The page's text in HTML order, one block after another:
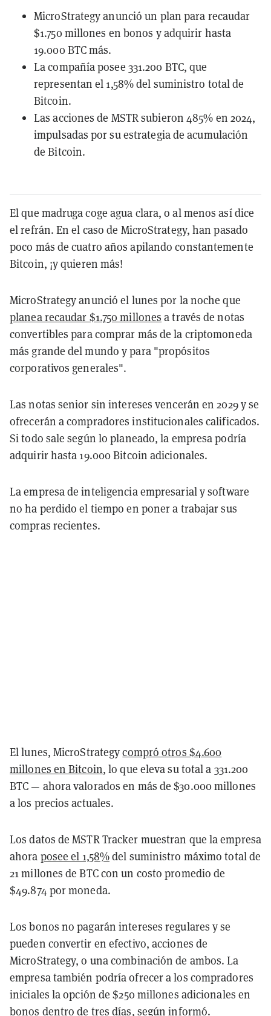
MicroStrategy anunció un plan para recaudar
$1.750 millones en bonos y adquirir hasta
19.000 BTC más.
La compañía posee 331.200 BTC, que
representan el 1,58% del suministro total de
Bitcoin.
Las acciones de MSTR subieron 485% en 2024,
impulsadas por su estrategia de acumulación
de Bitcoin.
El que madruga coge agua clara, o al menos así dice
el refrán. En el caso de MicroStrategy, han pasado
poco más de cuatro años apilando constantemente
Bitcoin, ¡y quieren más!
MicroStrategy anunció el lunes por la noche que
planea recaudar $1.750 millones a través de notas
convertibles para comprar más de la criptomoneda
más grande del mundo y para "propósitos
corporativos generales".
Las notas senior sin intereses vencerán en 2029 y se
ofrecerán a compradores institucionales calificados.
Si todo sale según lo planeado, la empresa podría
adquirir hasta 19.000 Bitcoin adicionales.
La empresa de inteligencia empresarial y software
no ha perdido el tiempo en poner a trabajar sus
compras recientes.
El lunes, MicroStrategycompró otros $4.600
millones en Bitcoin, lo que eleva su total a 331.200
BTC — ahora valorados en más de $30.000 millones
a los precios actuales.
Los datos de MSTR Tracker muestran que la empresa
ahora posee el 1,58%del suministro máximo total de
21 millones de BTC con un costo promedio de
$49.874 por moneda.
Los bonos no pagarán intereses regulares y se
pueden convertir en efectivo, acciones de
MicroStrategy, o una combinación de ambos. La
empresa también podría ofrecer a los compradores
iniciales la opción de $250 millones adicionales en
bonos dentro de tres días, según informó.